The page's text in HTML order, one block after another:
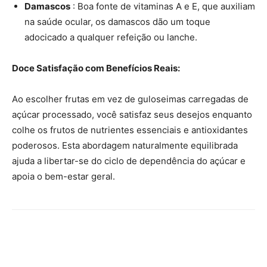
Damascos : Boa fonte de vitaminas A e E, que auxiliam
na saúde ocular, os damascos dão um toque
adocicado a qualquer refeição ou lanche.
Doce Satisfação com Benefícios Reais:
Ao escolher frutas em vez de guloseimas carregadas de
açúcar processado, você satisfaz seus desejos enquanto
colhe os frutos de nutrientes essenciais e antioxidantes
poderosos. Esta abordagem naturalmente equilibrada
ajuda a libertar-se do ciclo de dependência do açúcar e
apoia o bem-estar geral.